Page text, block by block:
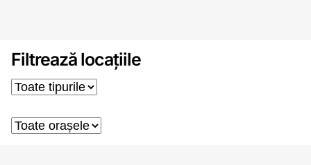
Filtrează locațiile